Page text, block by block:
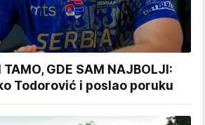
TAMO, GDE SAM NAJBOLJI:
Todorović i poslao poruku